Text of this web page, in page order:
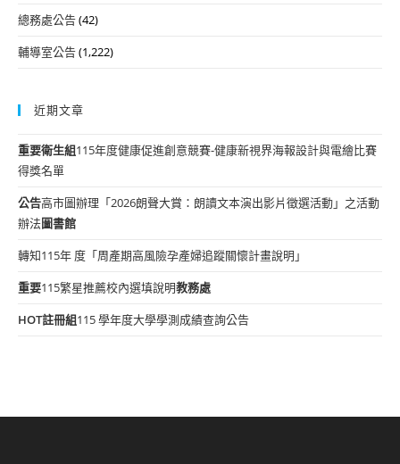
總務處公告(42)
輔導室公告(1,222)
近期文章
重要衛生組115年度健康促進創意競賽-健康新視界海報設計與電繪比賽
得獎名單
公告高市圖辦理「2026朗聲大賞：朗讀文本演出影片徵選活動」之活動
辦法圖書館
轉知115年 度「周產期高風險孕產婦追蹤關懷計畫說明」
重要115繁星推薦校內選填說明教務處
HOT註冊組115 學年度大學學測成績查詢公告